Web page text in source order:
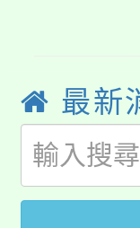
代理
公告
代理
轉知
《
轉知
最新